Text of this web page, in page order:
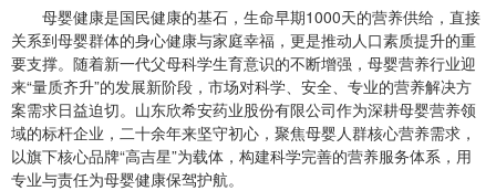
母婴健康是国民健康的基石，生命早期1000天的营养供给，直接
关系到母婴群体的身心健康与家庭幸福，更是推动人口素质提升的重
要支撑。随着新一代父母科学生育意识的不断增强，母婴营养行业迎
来“量质齐升”的发展新阶段，市场对科学、安全、专业的营养解决方
案需求日益迫切。山东欣希安药业股份有限公司作为深耕母婴营养领
域的标杆企业，二十余年来坚守初心，聚焦母婴人群核心营养需求，
以旗下核心品牌“高吉星”为载体，构建科学完善的营养服务体系，用
专业与责任为母婴健康保驾护航。